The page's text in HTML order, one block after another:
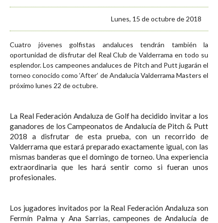
Lunes, 15 de octubre de 2018
Cuatro jóvenes golfistas andaluces tendrán también la
oportunidad de disfrutar del Real Club de Valderrama en todo su
esplendor. Los campeones andaluces de Pitch and Putt jugarán el
torneo conocido como ‘After’ de Andalucía Valderrama Masters el
próximo lunes 22 de octubre.
La Real Federación Andaluza de Golf ha decidido invitar a los
ganadores de los Campeonatos de Andalucía de Pitch & Putt
2018 a disfrutar de esta prueba, con un recorrido de
Valderrama que estará preparado exactamente igual, con las
mismas banderas que el domingo de torneo. Una experiencia
extraordinaria que les hará sentir como si fueran unos
profesionales.
Los jugadores invitados por la Real Federación Andaluza son
Fermín Palma y Ana Sarrias, campeones de Andalucía de